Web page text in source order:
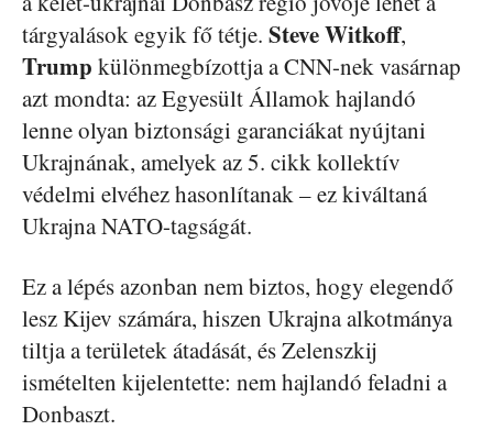
tárgyalások egyik fő tétje. Steve Witkoff,
Trump különmegbízottja a CNN-nek vasárnap
azt mondta: az Egyesült Államok hajlandó
lenne olyan biztonsági garanciákat nyújtani
Ukrajnának, amelyek az 5. cikk kollektív
védelmi elvéhez hasonlítanak – ez kiváltaná
Ukrajna NATO-tagságát.
Ez a lépés azonban nem biztos, hogy elegendő
lesz Kijev számára, hiszen Ukrajna alkotmánya
tiltja a területek átadását, és Zelenszkij
ismételten kijelentette: nem hajlandó feladni a
Donbaszt.